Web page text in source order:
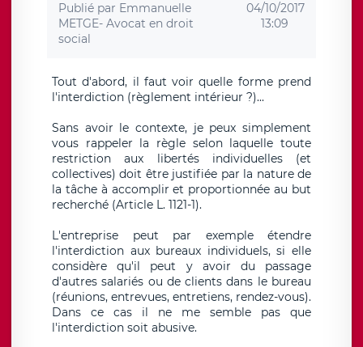
Publié par Emmanuelle
METGE- Avocat en droit
social
04/10/2017
13:09
Tout d'abord, il faut voir quelle forme prend
l'interdiction (règlement intérieur ?)...
Sans avoir le contexte, je peux simplement
vous rappeler la règle selon laquelle toute
restriction aux libertés individuelles (et
collectives) doit être justifiée par la nature de
la tâche à accomplir et proportionnée au but
recherché (Article L. 1121-1).
L'entreprise peut par exemple étendre
l'interdiction aux bureaux individuels, si elle
considère qu'il peut y avoir du passage
d'autres salariés ou de clients dans le bureau
(réunions, entrevues, entretiens, rendez-vous).
Dans ce cas il ne me semble pas que
l'interdiction soit abusive.